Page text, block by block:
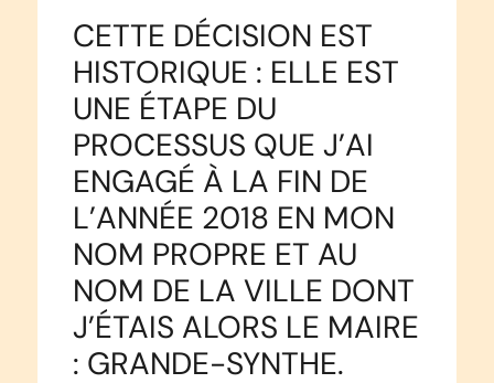
CETTE DÉCISION EST
HISTORIQUE : ELLE EST
UNE ÉTAPE DU
PROCESSUS QUE J’AI
ENGAGÉ À LA FIN DE
L’ANNÉE 2018 EN MON
NOM PROPRE ET AU
NOM DE LA VILLE DONT
J’ÉTAIS ALORS LE MAIRE
: GRANDE-SYNTHE.